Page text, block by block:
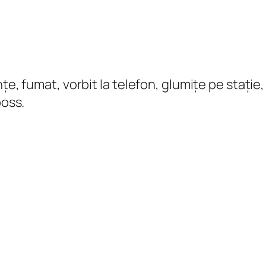
fumat, vorbit la telefon, glumițe pe